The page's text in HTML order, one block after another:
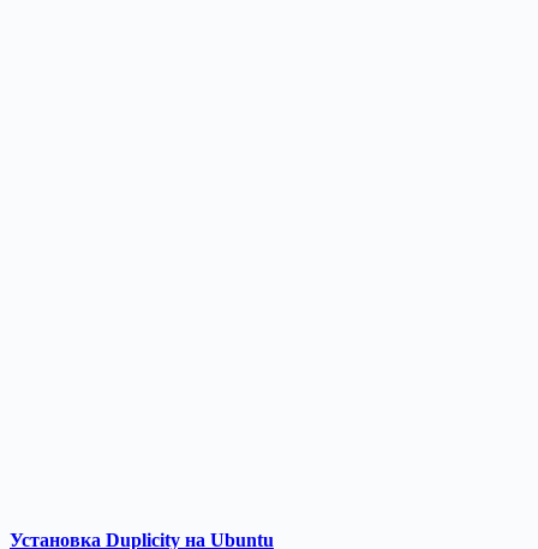
Установка Duplicity на Ubuntu